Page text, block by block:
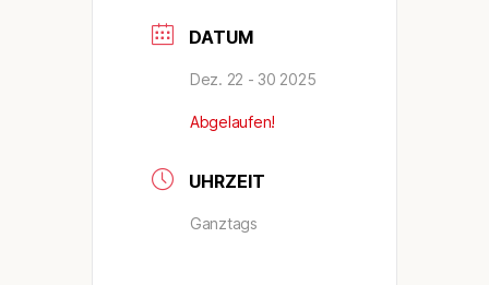
DATUM
Dez. 22 - 30 2025
Abgelaufen!
UHRZEIT
Ganztags